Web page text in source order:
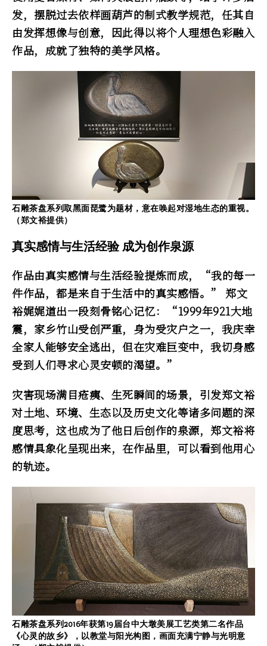
发，摆脱过去依样画葫芦的制式教学规范，任其自
由发挥想像与创意，因此得以将个人理想色彩融入
作品，成就了独特的美学风格。
石雕茶盘系列取黑面琵鹭为题材，意在唤起对湿地生态的重视。
（郑文裕提供）
真实感情与生活经验 成为创作泉源
作品由真实感情与生活经验提炼而成，“我的每一
件作品，都是来自于生活中的真实感悟。” 郑文
裕娓娓道出一段刻骨铭心记忆：“1999年921大地
震，家乡竹山受创严重，身为受灾户之一，我庆幸
全家人能够安全逃出，但在灾难巨变中，我切身感
受到人们寻求心灵安顿的渴望。”
灾害现场满目疮痍、生死瞬间的场景，引发郑文裕
对土地、环境、生态以及历史文化等诸多问题的深
度思考，这也成为了他日后创作的泉源，郑文裕将
感情具象化呈现出来，在作品里，可以看到他用心
的轨迹。
石雕茶盘系列2016年获第19届台中大墩美展工艺类第二名作品
《心灵的故乡》，以教堂与阳光构图，画面充满宁静与光明意